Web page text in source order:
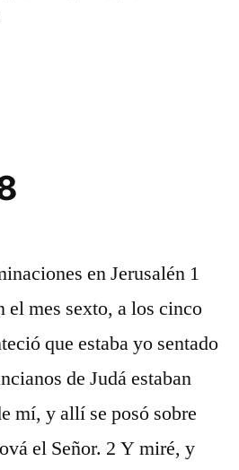
en Jerusalén 1
el mes sexto, a los cinco
que estaba yo sentado
de Judá estaban
mí, y allí se posó sobre
el Señor. 2 Y miré, y